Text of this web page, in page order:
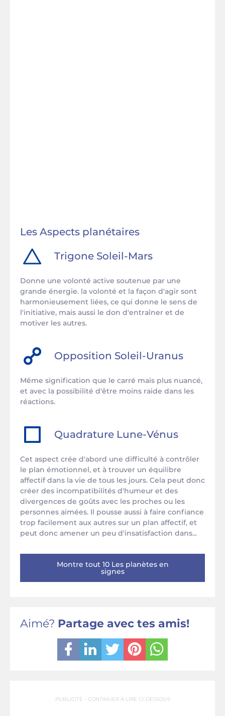
Les Aspects planétaires
Trigone Soleil-Mars
Donne une volonté active soutenue par une
grande énergie. la volonté et la façon d'agir sont
harmonieusement liées, ce qui donne le sens de
l'initiative, mais aussi le don d'entraîner et de
motiver les autres.
Opposition Soleil-Uranus
Même signification que le carré mais plus nuancé,
et avec la possibilité d'être moins raide dans les
réactions.
Quadrature Lune-Vénus
Cet aspect crée d'abord une difficulté à contrôler
le plan émotionnel, et à trouver un équilibre
affectif dans la vie de tous les jours. Cela peut donc
créer des incompatibilités d'humeur et des
divergences de goûts avec les proches ou les
personnes aimées. Il pousse aussi à faire confiance
trop facilement aux autres sur un plan affectif, et
peut donc amener un peu d'insatisfaction dans...
Montre tout 10 Les planètes en
signes
Aimé? Partage avec tes amis!
PUBLICITÉ - CONTINUER À LIRE CI-DESSOUS